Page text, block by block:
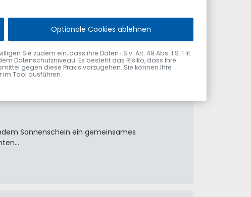
Vögel am 31. Juli 2026 vom Ersten
Sonnenschein ein gemeinsames
Optionale Cookies ablehnen
Sie zudem ein, dass ihre Daten i.S.v. Art. 49 Abs. 1 S. 1 lit.
Datenschutzniveau. Es besteht das Risiko, dass Ihre
gegen diese Praxis vorzugehen. Sie können Ihre
im Tool ausführen.